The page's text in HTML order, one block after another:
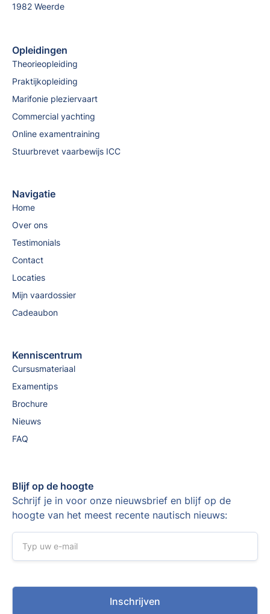
1982 Weerde
Opleidingen
Theorieopleiding
Praktijkopleiding
Marifonie pleziervaart
Commercial yachting
Online examentraining
Stuurbrevet vaarbewijs ICC
Navigatie
Home
Over ons
Testimonials
Contact
Locaties
Mijn vaardossier
Cadeaubon
Kenniscentrum
Cursusmateriaal
Examentips
Brochure
Nieuws
FAQ
Blijf op de hoogte
Schrijf je in voor onze nieuwsbrief en blijf op de
hoogte van het meest recente nautisch nieuws: